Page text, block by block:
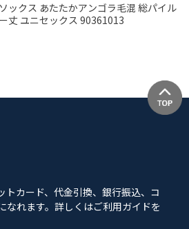
ックス あたたかアンゴラ毛混 総パイル
丈 ユニセックス 90361013
カード、代金引換、銀行振込、コ
なれます。詳しくはご利用ガイドを